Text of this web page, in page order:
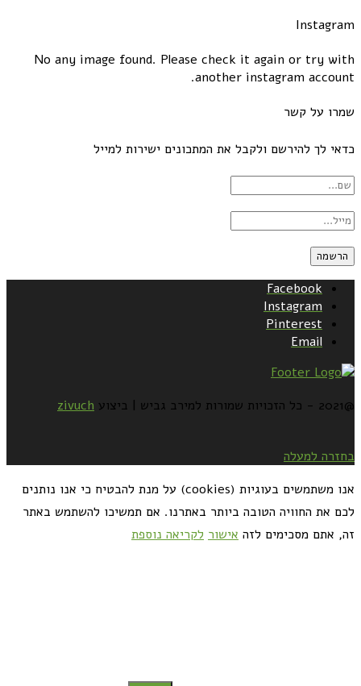
Instagram
No any image found. Please check it again or try with
another instagram account.
שמרו על קשר
כדאי לך להירשם ולקבל את המתכונים ישירות למייל
Facebook
Instagram
Pinterest
Email
@2021 - כל הזכויות שמורות למירב גביש | ביצוע zivuch
בחזרה למעלה
אנו משתמשים בעוגיות (cookies) על מנת להבטיח כי אנו נותנים
לכם את החוויה הטובה ביותר באתרנו. אם תמשיכו להשתמש באתר
זה, אתם מסכימים לזה אישור לקריאה נוספת